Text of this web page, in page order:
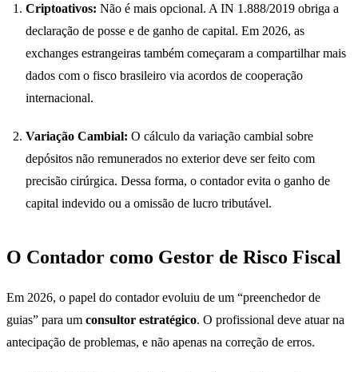
Criptoativos: Não é mais opcional. A IN 1.888/2019 obriga a
declaração de posse e de ganho de capital. Em 2026, as
exchanges estrangeiras também começaram a compartilhar mais
dados com o fisco brasileiro via acordos de cooperação
internacional.
Variação Cambial: O cálculo da variação cambial sobre
depósitos não remunerados no exterior deve ser feito com
precisão cirúrgica. Dessa forma, o contador evita o ganho de
capital indevido ou a omissão de lucro tributável.
O Contador como Gestor de Risco Fiscal
Em 2026, o papel do contador evoluiu de um “preenchedor de
guias” para um consultor estratégico. O profissional deve atuar na
antecipação de problemas, e não apenas na correção de erros.